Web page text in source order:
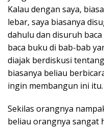
Kalau dengan saya,
lebar, saya biasanya
dahulu dan disuruh
baca buku di bab-bab
diajak berdiskusi
biasanya beliau
ingin membangun ini itu.
Sekilas orangnya
beliau orangnya sangat